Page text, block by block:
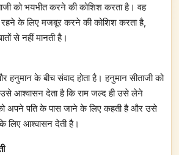
को भयभीत करने की कोशिश करता है। वह
रहने के लिए मजबूर करने की कोशिश करता है,
से नहीं मानती है।
हनुमान के बीच संवाद होता है। हनुमान सीताजी को
आश्वासन देता है कि राम जल्द ही उसे लेने
अपने पति के पास जाने के लिए कहती है और उसे
लिए आश्वासन देती है।